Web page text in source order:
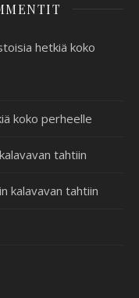
hetkiä koko
koko perheelle
tahtiin
kalavavan tahtiin